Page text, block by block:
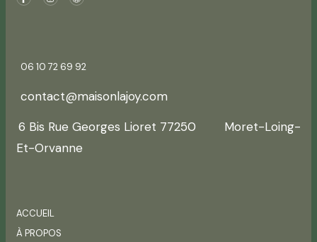
06 10 72 69 92
contact@maisonlajoy.com
6 Bis Rue Georges Lioret 77250 Moret-Loing-
Et-Orvanne
ACCUEIL
À PROPOS